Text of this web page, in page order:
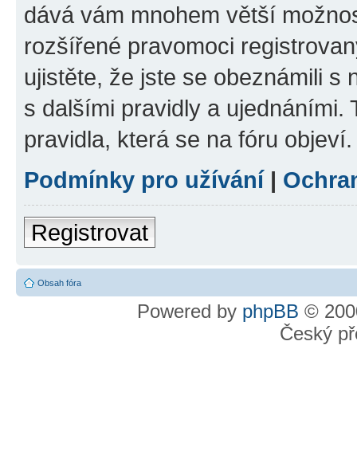
dává vám mnohem větší
rozšířené pravomoci
ujistěte, že jste se obeznámili s
s dalšími pravidly a ujednáními.
pravidla, která se na fóru objeví.
Podmínky pro užívání|
Registrovat
Obsah fóra
Powered by phpBB ©
Český